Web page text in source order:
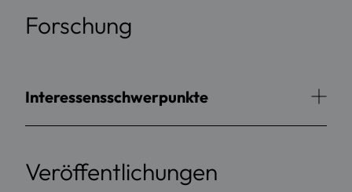
Forschung
Interessensschwerpunkte
Veröffentlichungen